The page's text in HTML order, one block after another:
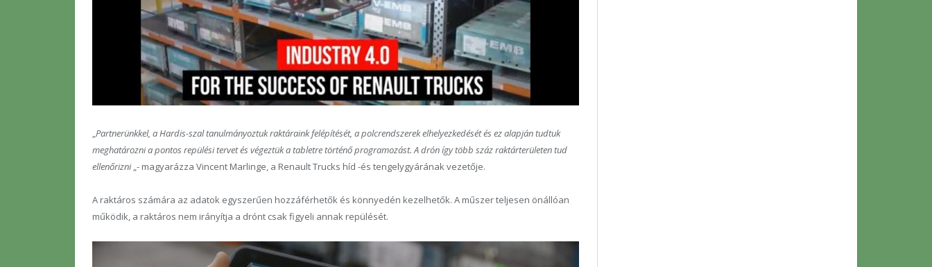
„Partnerünkkel, a Hardis-szal tanulmányoztuk raktáraink felépítését, a polcrendszerek elhelyezkedését és ez alapján tudtuk
meghatározni a pontos repülési tervet és végeztük a tabletre történő programozást. A drón így több száz raktárterületen tud
ellenőrizni„- magyarázza Vincent Marlinge, a Renault Trucks híd -és tengelygyárának vezetője.
A raktáros számára az adatok egyszerűen hozzáférhetők és könnyedén kezelhetők. A műszer teljesen önállóan
működik, a raktáros nem irányítja a drónt csak figyeli annak repülését.